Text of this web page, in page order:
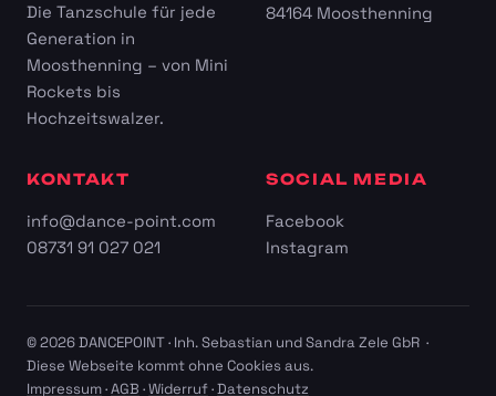
Die Tanzschule für jede
Generation in
Moosthenning – von Mini
Rockets bis
Hochzeitswalzer.
84164 Moosthenning
KONTAKT
info@dance-point.com
08731 91 027 021
SOCIAL MEDIA
Facebook
Instagram
© 2026 DANCEPOINT · Inh. Sebastian und Sandra Zele GbR ·
Diese Webseite kommt ohne Cookies aus.
Impressum·AGB ·Widerruf·Datenschutz